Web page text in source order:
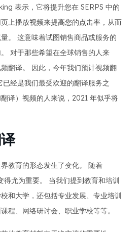
表示，它将提升您在 SERPS 中的
上播放视频来提高您的点击率，从而
。 这意味着试图销售商品或服务的
对于那些希望在全球销售的人来
翻译。 因此，今年我们预计视频翻
经是我们最受欢迎的翻译服务之
译）视频的人来说，2021 年似乎将
教育的形态发生了变化。 随着
得尤为重要。 当我们提到教育和培训
和大学，还包括专业发展、专业培训
程、网络研讨会、职业学校等等。